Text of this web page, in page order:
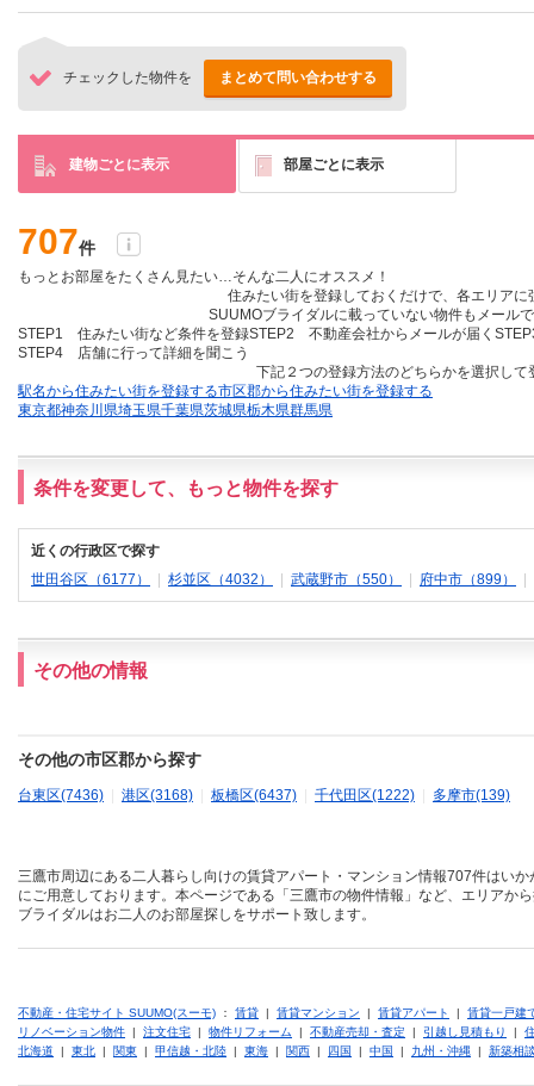
チェックした物件を まとめて問い合わせする
建物ごとに表示 部屋ごとに表示
707件
もっとお部屋をたくさん見たい…そんな二人にオススメ！
住みたい街を登録しておくだけで、各エリアに
SUUMOブライダルに載っていない物件も メール
STEP1 住みたい街など条件を登録STEP2 不動産会社からメールが届く
STEP4 店舗に行って詳細を聞こう
下記２つの登録方法のどちらかを選択して
駅名から住みたい街を登録する市区郡から住みたい街を登録する
東京都神奈川県埼玉県千葉県茨城県栃木県群馬県
条件を変更して、もっと物件を探す
近くの行政区で探す
世田谷区（6177）
杉並区（4032） 武蔵野市（550） 府中市（899）
その他の情報
その他の市区郡から探す
台東区(7436) 港区(3168) 板橋区(6437) 千代田区(1222) 多摩市(139)
三鷹市周辺にある二人暮らし向けの賃貸アパート・マンション情報707件はい
にご用意しております。本ページである「三鷹市の物件情報」など、エリアか
ブライダルはお二人のお部屋探しをサポート致します。
不動産・住宅サイト SUUMO(スーモ) ： 賃貸 | 賃貸マンション | 賃貸アパート | 賃貸一戸建
リノベーション物件 | 注文住宅 | 物件リフォーム | 不動産売却・査定 | 引越し見積もり |
北海道 | 東北 | 関東 | 甲信越・北陸 | 東海 | 関西 | 四国 | 中国 | 九州・沖縄 | 新築相